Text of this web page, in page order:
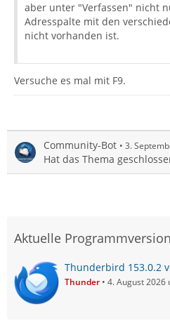
aber unter "Verfassen" nicht
Adresspalte mit den
nicht vorhanden ist.
Versuche es mal mit F9.
Community-Bot 3.
Hat das Thema
Aktuelle Programmversion
Thunderbird 153.0.2
Thunder 4. August 2026